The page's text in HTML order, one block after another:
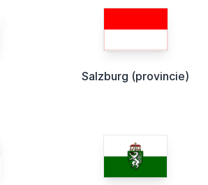
Salzburg (provincie)